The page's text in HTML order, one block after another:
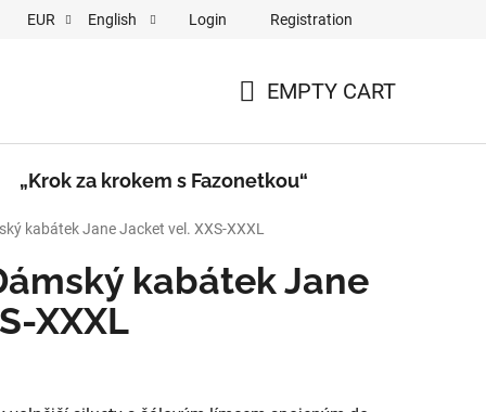
krokem s Fazonetkou“ Videa
EUR English Login Registration
CART
EMPTY CART
„Krok za krokem s Fazonetkou“
kabátek Jane Jacket vel. XXS-XXXL
kabátek Jane
XXXL